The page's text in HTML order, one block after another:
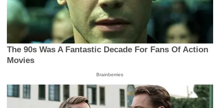
The 90s Was A Fantastic Decade For Fans Of Action
Movies
Brainberries